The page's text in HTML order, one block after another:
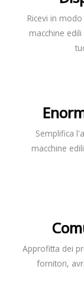
Ricevi in
macchine
Semplifica
macchine
Approfitta dei
fornitori,